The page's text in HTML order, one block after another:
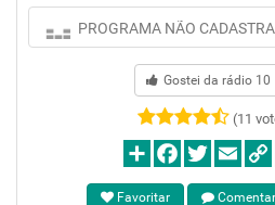
PROGRAMA NÃO
Gostei da rádio 10
(11
Favoritar Comentar